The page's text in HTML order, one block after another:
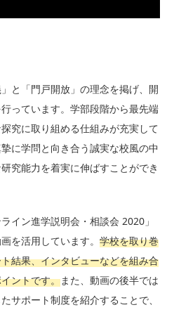
と「門戸開放」の理念を掲げ、開
っています。学部段階から最先端
究に取り組める仕組みが充実して
に学問と向き合う誠実な校風の中
究能力を着実に伸ばすことができ
イン進学説明会・相談会 2020」
を活用しています。 学校を取り巻
結果、インタビューなどを組み合
ントです。また、動画の後半では
サポート制度を紹介することで、